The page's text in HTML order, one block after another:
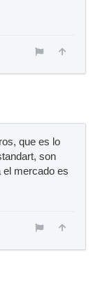
que es lo
son
el mercado es